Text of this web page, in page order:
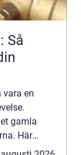
Så
en
gamla
Här